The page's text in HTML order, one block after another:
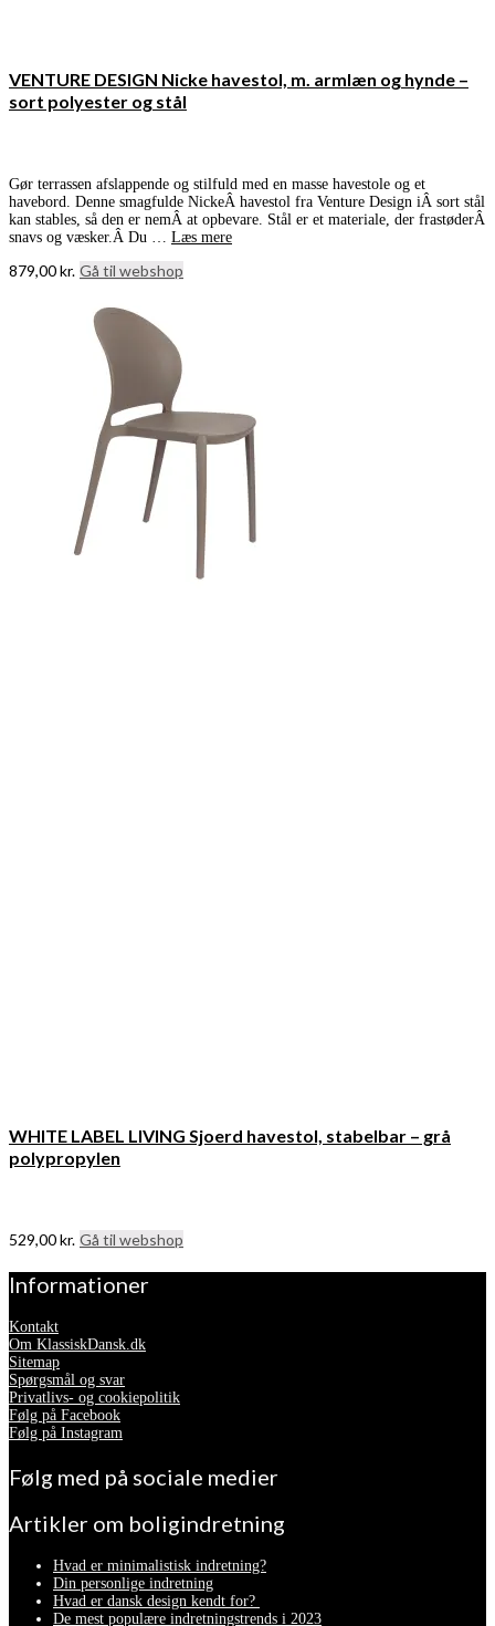
VENTURE DESIGN Nicke havestol, m. armlæn og hynde –
sort polyester og stål
Gør terrassen afslappende og stilfuld med en masse havestole og et
havebord. Denne smagfulde NickeÂ havestol fra Venture Design iÂ sort stål
kan stables, så den er nemÂ at opbevare. Stål er et materiale, der frastøderÂ
snavs og væsker.Â Du … Læs mere
879,00kr. Gå til webshop
WHITE LABEL LIVING Sjoerd havestol, stabelbar – grå
polypropylen
529,00kr. Gå til webshop
Informationer
Kontakt
Om KlassiskDansk.dk
Sitemap
Spørgsmål og svar
Privatlivs- og cookiepolitik
Følg på Facebook
Følg på Instagram
Følg med på sociale medier
Artikler om boligindretning
Hvad er minimalistisk indretning?
Din personlige indretning
Hvad er dansk design kendt for?
De mest populære indretningstrends i 2023